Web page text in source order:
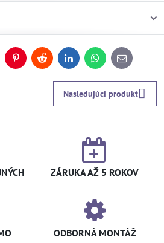
PinterestReddit LinkedInWhatsApp
E-
mail
Nasledujúci produkt
ZÁRUKA AŽ 5 ROKOV
ODBORNÁ MONTÁŽ